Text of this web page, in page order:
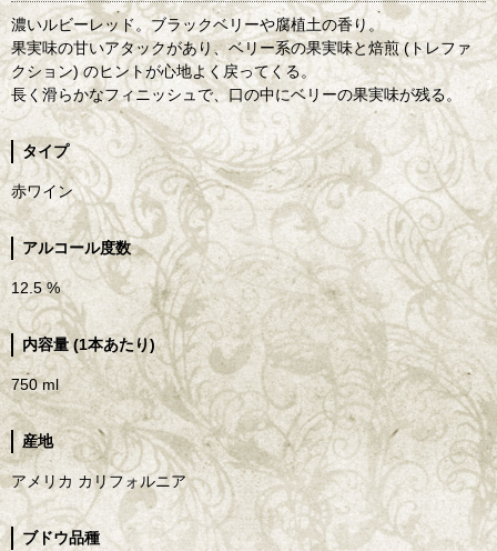
濃いルビーレッド。ブラックベリーや腐植土の香り。
果実味の甘いアタックがあり、ベリー系の果実味と焙煎 (トレファ
クション) のヒントが心地よく戻ってくる。
長く滑らかなフィニッシュで、口の中にベリーの果実味が残る。
タイプ
赤ワイン
アルコール度数
12.5 %
内容量 (1本あたり)
750 ml
産地
アメリカ カリフォルニア
ブドウ品種